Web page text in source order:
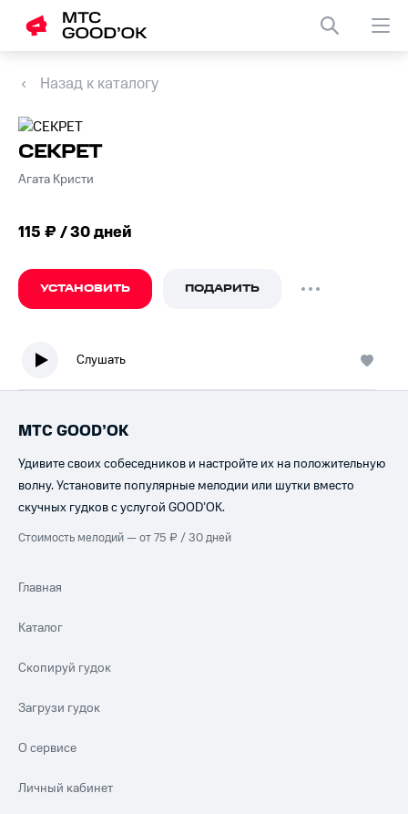
Назад к каталогу
СЕКРЕТ
Агата Кристи
115 ₽ / 30 дней
УСТАНОВИТЬ ПОДАРИТЬ
Слушать
МТС GOOD’OK
Удивите своих собеседников и настройте их на положительную
волну. Установите популярные мелодии или шутки вместо
скучных гудков с услугой GOOD’OK.
Стоимость мелодий — от 75 ₽ / 30 дней
Главная
Каталог
Скопируй гудок
Загрузи гудок
О сервисе
Личный кабинет